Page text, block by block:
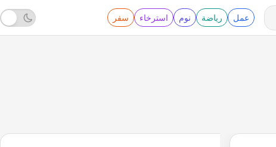
عمل رياضة نوم استرخاء سفر